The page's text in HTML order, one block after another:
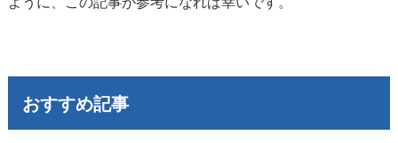
おすすめ記事